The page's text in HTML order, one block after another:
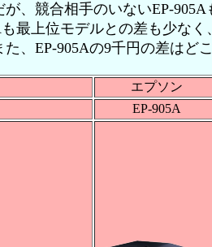
、競合相手のいないEP-
最上位モデルとの差も少な
、EP-905Aの9千円の差はど
エプソン
EP-905A